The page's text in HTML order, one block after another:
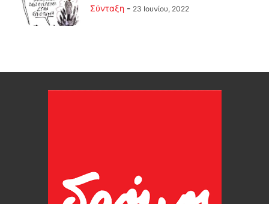
Σύνταξη - 23 Ιουνίου, 2022